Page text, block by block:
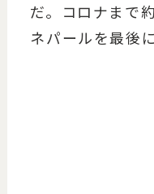
だ。コロナまで
ネパールを最後